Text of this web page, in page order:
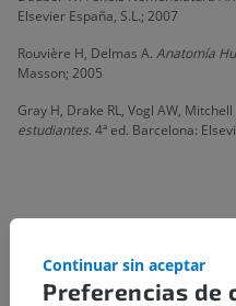
Elsevier España, S.L.; 2007
Rouvière H, Delmas A. Anatomía
Masson; 2005
Gray H, Drake RL, Vogl AW, Mitchell
estudiantes. 4ª ed. Barcelona:
Preferencias de
Continuar sin aceptar